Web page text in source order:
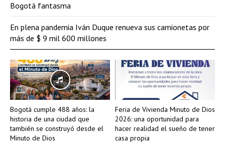
Bogotá cumple 488 años: la
historia de una ciudad que
también se construyó desde el
Minuto de Dios
Feria de Vivienda Minuto de Dios
2026: una oportunidad para
hacer realidad el sueño de tener
casa propia
Bogotá fantasma
En plena pandemia Iván Duque renueva sus camionetas por
más de $ 9 mil 600 millones